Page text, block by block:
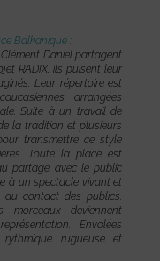
Balkanique :
Daniel partagent
RADIX, ils puisent leur
Leur répertoire est
arrangées
Suite à un travail de
la tradition et plusieurs
transmettre ce style
Toute la place est
partage avec le public
à un spectacle vivant et
contact des publics.
morceaux deviennent
Envolées
rugueuse et